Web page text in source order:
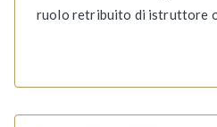
ruolo retribuito di istruttore